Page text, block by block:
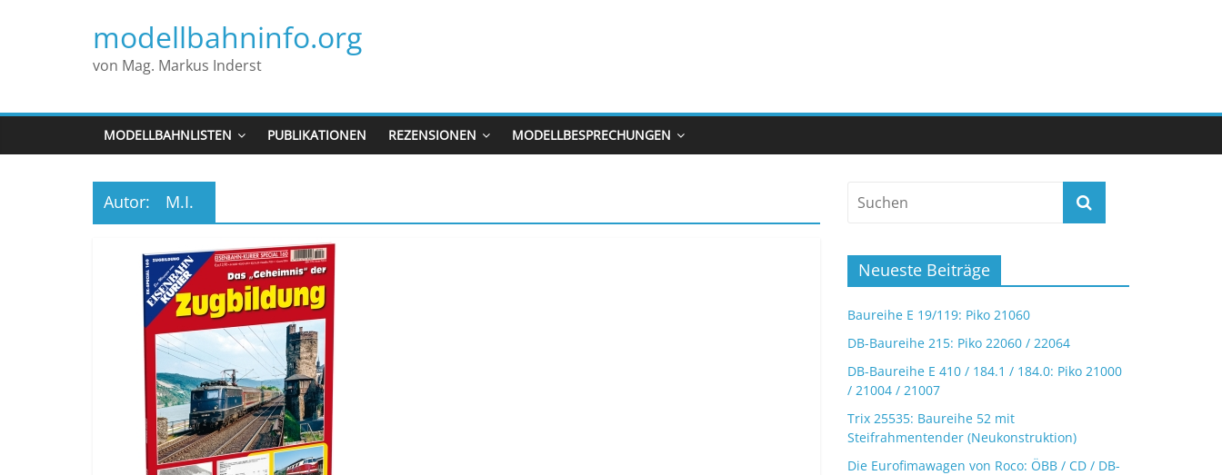
modellbahninfo.org
von Mag. Markus Inderst
MODELLBAHNLISTEN PUBLIKATIONEN REZENSIONEN MODELLBESPRECHUNGEN
Autor: M.I.
Neueste Beiträge
Baureihe E 19/119: Piko 21060
DB-Baureihe 215: Piko 22060 / 22064
DB-Baureihe E 410 / 184.1 / 184.0: Piko 21000
/ 21004 / 21007
Trix 25535: Baureihe 52 mit
Steifrahmentender (Neukonstruktion)
Die Eurofimawagen von Roco: ÖBB / CD / DB-